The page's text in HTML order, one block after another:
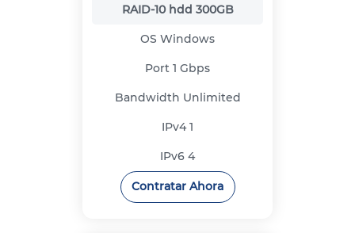
RAID-10 hdd 300GB
OS Windows
Port 1 Gbps
Bandwidth Unlimited
IPv41
IPv6 4
Contratar Ahora